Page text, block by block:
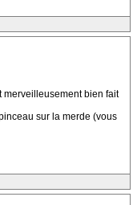
merveilleusement bien fait
sur la merde (vous